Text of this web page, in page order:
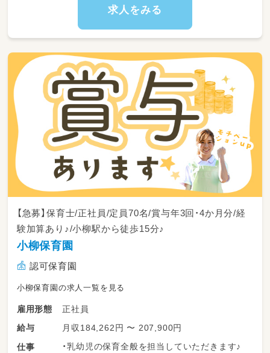
青森県青森市浜田3-3-49
■院内保育園 いちょうの樹
青森県八戸市田向三丁目1番1号
求人をみる
【急募】保育士/正社員/定員70名/賞与年3回・4か月分/経
験加算あり♪/小柳駅から徒歩15分♪
小柳保育園
認可保育園
小柳保育園の求人一覧を見る
雇用形態
正社員
給与
月収184,262円 〜 207,900円
仕事
・乳幼児の保育全般を担当していただきます♪